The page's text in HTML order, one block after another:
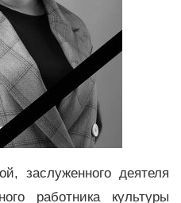
заслуженного деятеля
работника культуры